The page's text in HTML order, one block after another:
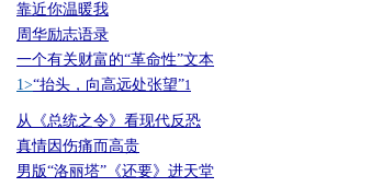
靠近你温暖我
周华励志语录
一个有关财富的“革命性”文本
1>“抬头，向高远处张望”1
从《总统之令》看现代反恐
真情因伤痛而高贵
男版“洛丽塔”《还要》进天堂